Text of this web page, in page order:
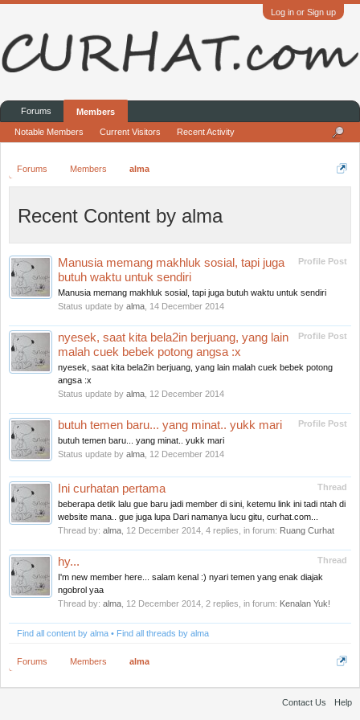
Log in or Sign up
Forums Members alma
Recent Content by alma
Profile Post
Manusia memang makhluk sosial, tapi juga
butuh waktu untuk sendiri
Manusia memang makhluk sosial, tapi juga butuh waktu untuk sendiri
Status update by alma 14 December 2014
Profile Post
nyesek, saat kita bela2in berjuang, yang lain
malah cuek bebek potong angsa :x
nyesek, saat kita bela2in berjuang, yang lain malah cuek bebek potong
angsa :x
Status update by alma 12 December 2014
Profile Post
butuh temen baru... yang minat.. yukk mari
butuh temen baru... yang minat.. yukk mari
Status update by alma 12 December 2014
Thread
Ini curhatan pertama
beberapa detik lalu gue baru jadi member di sini, ketemu link ini tadi ntah di
website mana.. gue juga lupa Dari namanya lucu gitu, curhat.com...
Thread by: alma 12 December 2014 , 4 replies, in forum: Ruang Curhat
Thread
hy...
I'm new member here... salam kenal :) nyari temen yang enak diajak
ngobrol yaa
Thread by: alma 12 December 2014 , 2 replies, in forum: Kenalan Yuk!
Find all content by alma Find all threads by alma
Forums Members alma
Forums Members
Notable Members Current Visitors Recent Activity
Contact Us Help